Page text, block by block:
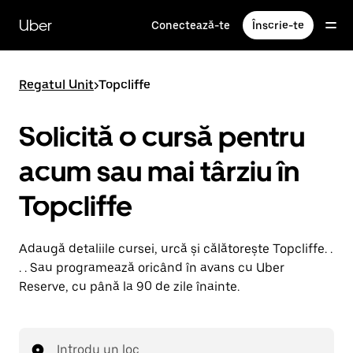
direct
conținutul
principal
Uber Conectează-te Înscrie-te
Regatul Unit>Topcliffe
Solicită o cursă pentru
acum sau mai târziu în
Topcliffe
Adaugă detaliile cursei, urcă și călătorește Topcliffe. .
. . Sau programează oricând în avans cu Uber
Reserve, cu până la 90 de zile înainte.
Introdu un loc